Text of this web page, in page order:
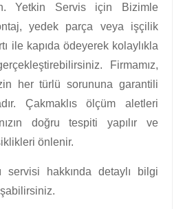
Yetkin Servis için Bizimle
yedek parça veya işçilik
ile kapıda ödeyerek kolaylıkla
Firmamız,
her türlü sorununa garantili
Çakmaklıs ölçüm aletleri
doğru tespiti yapılır ve
önlenir.
servisi hakkında detaylı bilgi